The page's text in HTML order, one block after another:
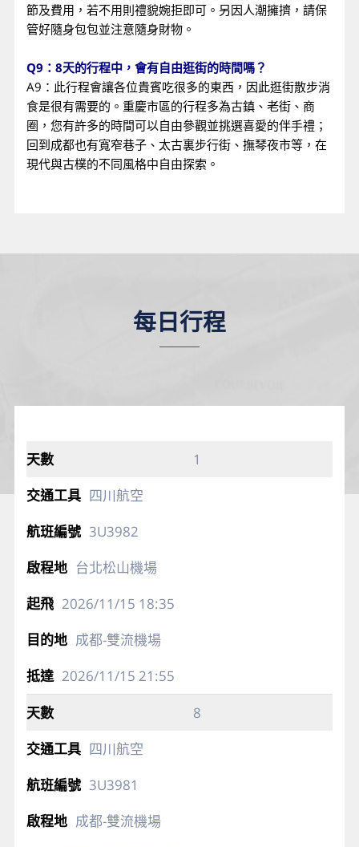
節及費用，若不用則禮貌婉拒即可。另因人潮擁擠，請保
管好隨身包包並注意隨身財物。
Q9：8天的行程中，會有自由逛街的時間嗎？
A9：此行程會讓各位貴賓吃很多的東西，因此逛街散步消
食是很有需要的。重慶市區的行程多為古鎮、老街、商
圈，您有許多的時間可以自由參觀並挑選喜愛的伴手禮；
回到成都也有寬窄巷子、太古裏步行街、撫琴夜市等，在
現代與古樸的不同風格中自由探索。
每日行程
1
四川航空
3U3982
台北松山機場
2026/11/15 18:35
成都-雙流機場
2026/11/15 21:55
8
四川航空
3U3981
成都-雙流機場